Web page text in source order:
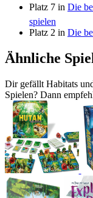
Platz 7 in Die
spielen
Platz 2 in Die
Ähnliche
Dir gefällt Habitats
Spielen? Dann